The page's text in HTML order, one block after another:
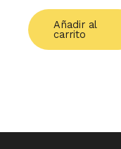
Añadir al
carrito